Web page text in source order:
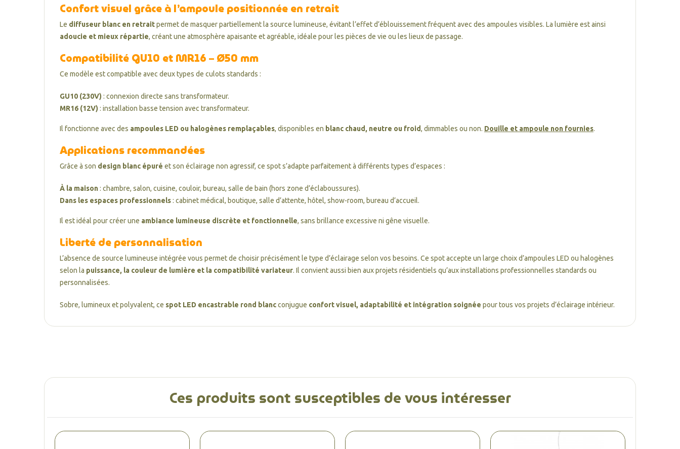
Confort visuel grâce à l’ampoule positionnée en retrait
Le diffuseur blanc en retraitpermet de masquer partiellement la source lumineuse, évitant l’effet d’éblouissement fréquent avec des ampoules visibles. La lumière est ainsi
adoucie et mieux répartie, créant une atmosphère apaisante et agréable, idéale pour les pièces de vie ou les lieux de passage.
Compatibilité GU10 et MR16 – Ø50 mm
Ce modèle est compatible avec deux types de culots standards :
GU10 (230V) : connexion directe sans transformateur.
MR16 (12V) : installation basse tension avec transformateur.
Il fonctionne avec des ampoules LED ou halogènes remplaçables, disponibles en blanc chaud, neutre ou froid, dimmables ou non. Douille et ampoule non fournies.
Applications recommandées
Grâce à son design blanc épuré et son éclairage non agressif, ce spot s’adapte parfaitement à différents types d’espaces :
À la maison: chambre, salon, cuisine, couloir, bureau, salle de bain (hors zone d’éclaboussures).
Dans les espaces professionnels: cabinet médical, boutique, salle d’attente, hôtel, show-room, bureau d’accueil.
Il est idéal pour créer une ambiance lumineuse discrète et fonctionnelle, sans brillance excessive ni gêne visuelle.
Liberté de personnalisation
L’absence de source lumineuse intégrée vous permet de choisir précisément le type d’éclairage selon vos besoins. Ce spot accepte un large choix d’ampoules LED ou halogènes
selon la puissance, la couleur de lumière et la compatibilité variateur. Il convient aussi bien aux projets résidentiels qu’aux installations professionnelles standards ou
personnalisées.
Sobre, lumineux et polyvalent, ce spot LED encastrable rond blancconjugue confort visuel, adaptabilité et intégration soignée pour tous vos projets d’éclairage intérieur.
Ces produits sont susceptibles de vous intéresser